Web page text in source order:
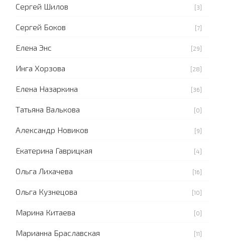
Сергей Шилов [3]
Сергей Боков [7]
Елена Энс [29]
Инга Хорзова [28]
Елена Назаркина [36]
Татьяна Валькова [0]
Александр Новиков [9]
Екатерина Гаврицкая [4]
Ольга Лихачева [16]
Ольга Кузнецова [10]
Марина Китаева [0]
Марианна Браславская [11]